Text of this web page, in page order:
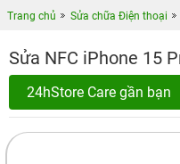
Trang chủ Sửa chữa Điện thoại
Sửa NFC iPhone 15
24hStore Care gần bạn